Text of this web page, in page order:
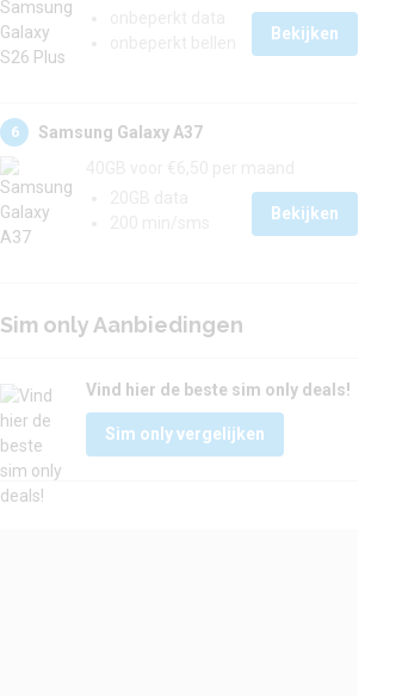
Bekijken
6
Samsung Galaxy A37
Bekijken
Sim only Aanbiedingen
Vind hier de beste sim only deals!
Sim only vergelijken